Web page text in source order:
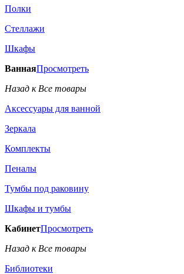
Полки
Стеллажи
Шкафы
ВаннаяПросмотреть
Назад к Все товары
Аксессуары для ванной
Зеркала
Комплекты
Пеналы
Тумбы под раковину
Шкафы и тумбы
КабинетПросмотреть
Назад к Все товары
Библиотеки